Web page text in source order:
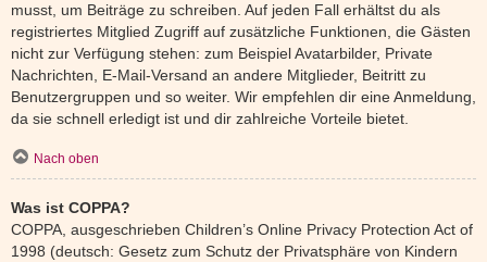
musst, um Beiträge zu schreiben. Auf jeden Fall erhältst du als
registriertes Mitglied Zugriff auf zusätzliche Funktionen, die Gästen
nicht zur Verfügung stehen: zum Beispiel Avatarbilder, Private
Nachrichten, E-Mail-Versand an andere Mitglieder, Beitritt zu
Benutzergruppen und so weiter. Wir empfehlen dir eine Anmeldung,
da sie schnell erledigt ist und dir zahlreiche Vorteile bietet.
Nach oben
Was ist COPPA?
COPPA, ausgeschrieben Children’s Online Privacy Protection Act of
1998 (deutsch: Gesetz zum Schutz der Privatsphäre von Kindern